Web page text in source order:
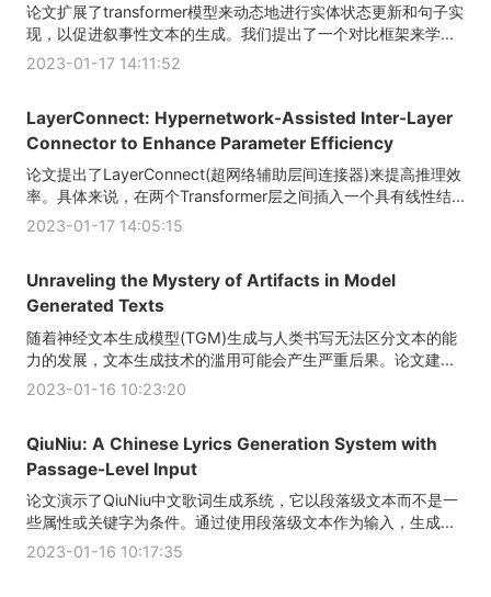
论文扩展了transformer模型来动态地进行实体状态更新和句子实
现，以促进叙事性文本的生成。我们提出了一个对比框架来学...
2023-01-17 14:11:52
LayerConnect: Hypernetwork-Assisted Inter-Layer
Connector to Enhance Parameter Efficiency
论文提出了LayerConnect(超网络辅助层间连接器)来提高推理效
率。具体来说，在两个Transformer层之间插入一个具有线性结...
2023-01-17 14:05:15
Unraveling the Mystery of Artifacts in Model
Generated Texts
随着神经文本生成模型(TGM)生成与人类书写无法区分文本的能
力的发展，文本生成技术的滥用可能会产生严重后果。论文建...
2023-01-16 10:23:20
QiuNiu: A Chinese Lyrics Generation System with
Passage-Level Input
论文演示了QiuNiu中文歌词生成系统，它以段落级文本而不是一
些属性或关键字为条件。通过使用段落级文本作为输入，生成...
2023-01-16 10:17:35